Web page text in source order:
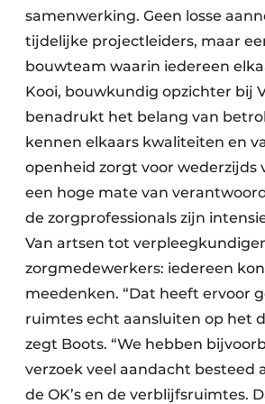
samenwerking. Geen losse
tijdelijke projectleiders, maar
bouwteam waarin iedereen
Kooi, bouwkundig opzichter bij
benadrukt het belang van
kennen elkaars kwaliteiten en
openheid zorgt voor wederzijds
een hoge mate van
de zorgprofessionals zijn
Van artsen tot
zorgmedewerkers: iedereen
meedenken. “Dat heeft ervoor
ruimtes echt aansluiten op het
zegt Boots. “We hebben
verzoek veel aandacht besteed
de OK’s en de verblijfsruimtes.